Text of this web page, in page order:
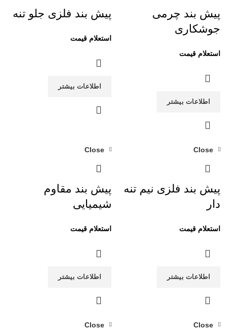
پیش بند چرمی
جوشکاری
اطلاعات بیشتر
پیش بند فلزی جلو تنه
اطلاعات بیشتر
Close
پیش بند فلزی نیم تنه
دار
اطلاعات بیشتر
Close
پیش بند مقاوم
شیمیایی
اطلاعات بیشتر
Close
Close